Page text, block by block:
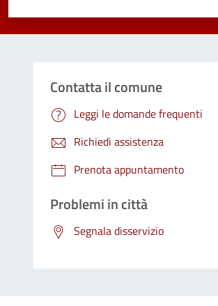
Contatta il comune
Leggi le domande frequenti
Richiedi assistenza
Prenota appuntamento
Problemi in città
Segnala disservizio